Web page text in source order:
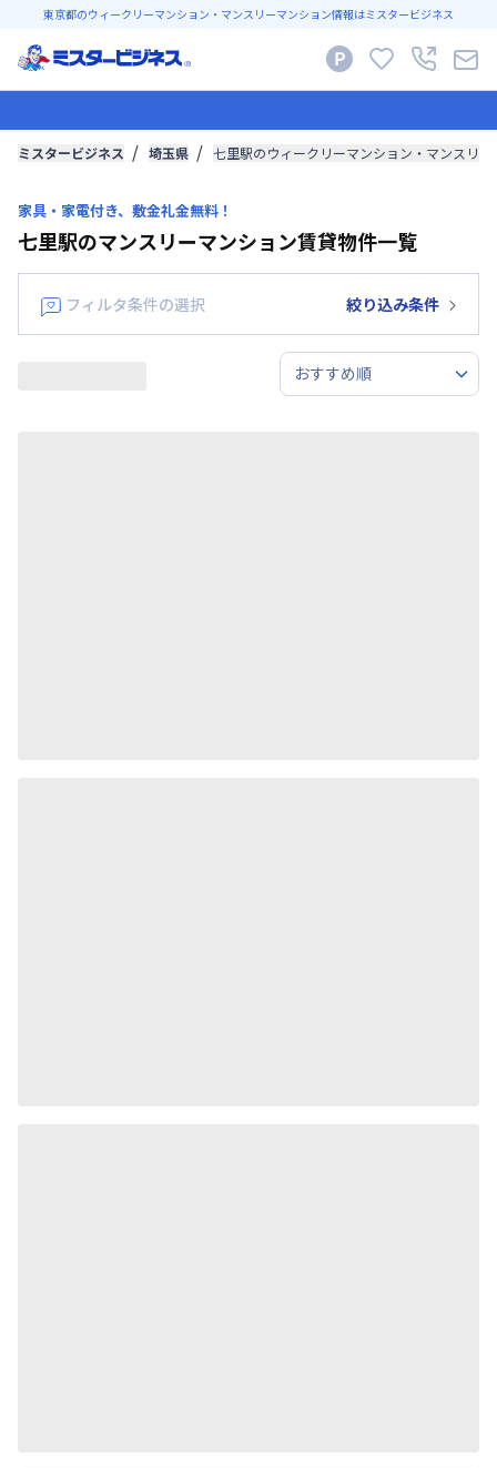
東京都のウィークリーマンション・マンスリーマンション情報はミスタービジネス
ミスタービジネス 埼玉県 七里駅のウィークリーマンション・マンスリ
家具・家電付き、敷金礼金無料！
七里駅のマンスリーマンション賃貸物件一覧
フィルタ条件の選択 絞り込み条件